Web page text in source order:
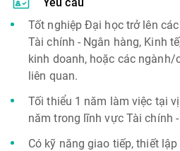
Tốt nghiệp Đại học trở lên
Tài chính - Ngân hàng, Kinh
kinh doanh, hoặc các ngành/
liên quan.
Tối thiểu 1 năm làm việc tại
năm trong lĩnh vực Tài chính
Có kỹ năng giao tiếp, thiết